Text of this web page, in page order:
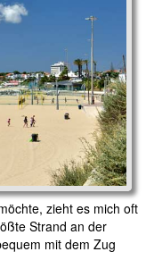
zieht es mich oft
Strand an der
mit dem Zug